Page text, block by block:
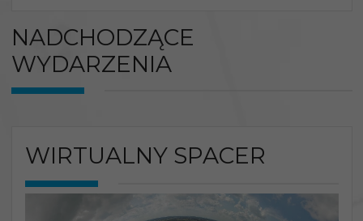
NADCHODZĄCE
WYDARZENIA
WIRTUALNY SPACER